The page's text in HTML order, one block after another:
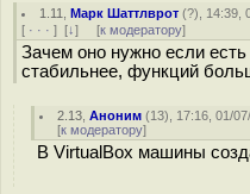
1.11 ,Марк Шаттлврот (?), 14:39,
[ · · · ] [↓] [к модератору]
Зачем оно нужно если
стабильнее, функций
2.13 ,Аноним (13), 17:16, 01/
[к модератору]
В VirtualBox машины